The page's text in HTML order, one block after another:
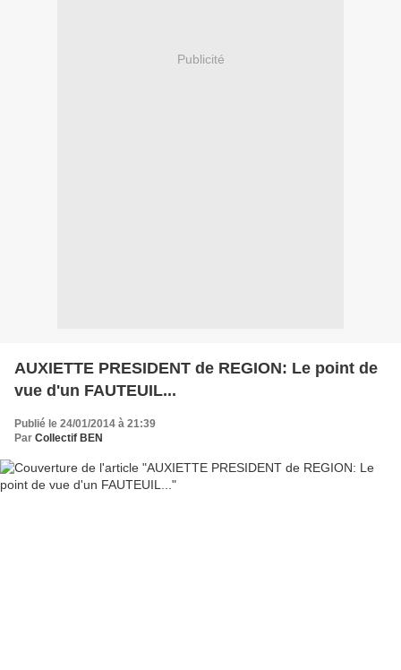
Publicité
AUXIETTE PRESIDENT de REGION: Le point de
vue d'un FAUTEUIL...
Publié le 24/01/2014 à 21:39
Par Collectif BEN